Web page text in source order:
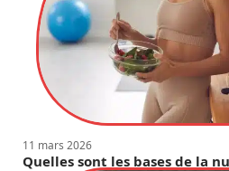
11 mars 2026
Quelles sont les bases de la